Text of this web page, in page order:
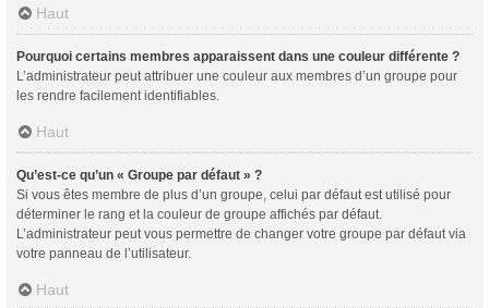
Haut
Pourquoi certains membres apparaissent dans une couleur différente ?
L’administrateur peut attribuer une couleur aux membres d’un groupe pour
les rendre facilement identifiables.
Haut
Qu’est-ce qu’un « Groupe par défaut » ?
Si vous êtes membre de plus d’un groupe, celui par défaut est utilisé pour
déterminer le rang et la couleur de groupe affichés par défaut.
L’administrateur peut vous permettre de changer votre groupe par défaut via
votre panneau de l’utilisateur.
Haut